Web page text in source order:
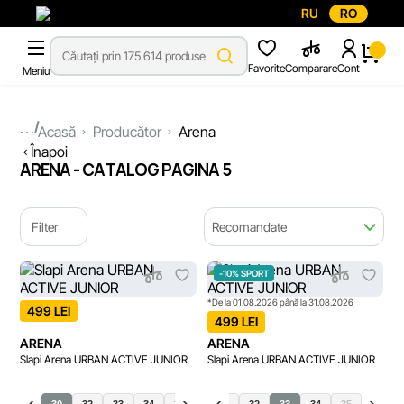
RU RO
Meniu FavoriteComparareCont
...Acasă Producător
Arena
Înapoi
ARENA - CATALOG PAGINA 5
Filter Recomandate
499 LEI
ARENA
Slapi Arena URBAN ACTIVE JUNIOR
-10% SPORT
*De la 01.08.2026 până la 31.08.2026
499 LEI
ARENA
Slapi Arena URBAN ACTIVE JUNIOR